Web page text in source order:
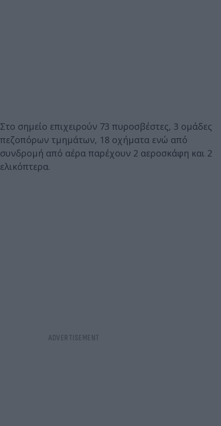
Στο σημείο επιχειρούν 73 πυροσβέστες, 3 ομάδες
πεζοπόρων τμημάτων, 18 οχήματα ενώ από
συνδρομή από αέρα παρέχουν 2 αεροσκάφη και 2
ελικόπτερα.